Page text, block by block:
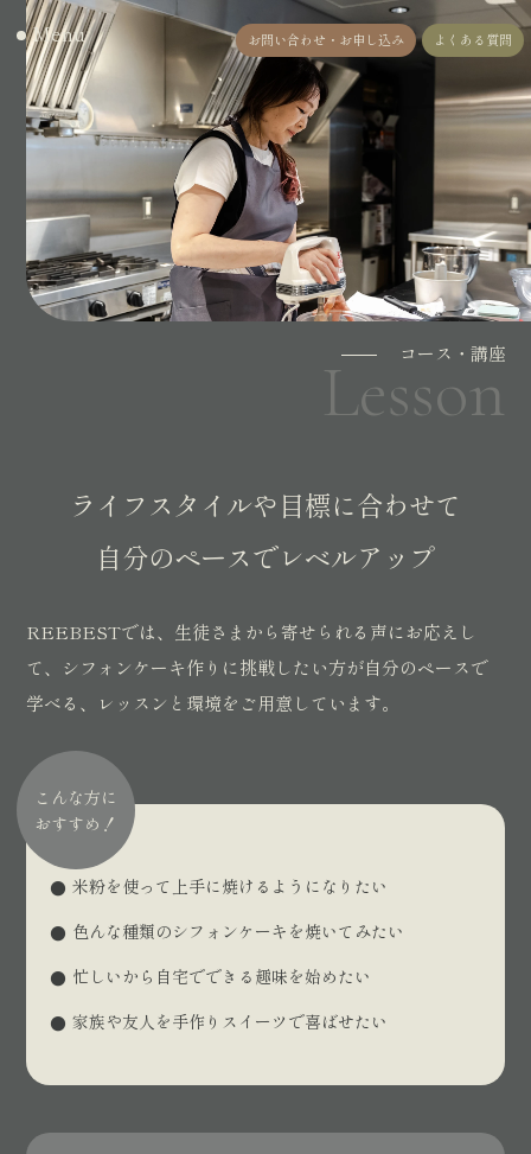
Menu お問い合わせ・お申し込み よくある質問
コース・講座
Lesson
ライフスタイルや目標に合わせて
自分のペースでレベルアップ
REEBESTでは、生徒さまから寄せられる声にお応えし
て、シフォンケーキ作りに挑戦したい方が自分のペースで
学べる、レッスンと環境をご用意しています。
こんな方に
おすすめ！
米粉を使って上手に焼けるようになりたい
色んな種類のシフォンケーキを焼いてみたい
忙しいから自宅でできる趣味を始めたい
家族や友人を手作りスイーツで喜ばせたい